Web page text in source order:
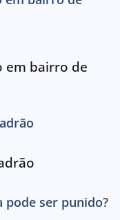
em bairro de